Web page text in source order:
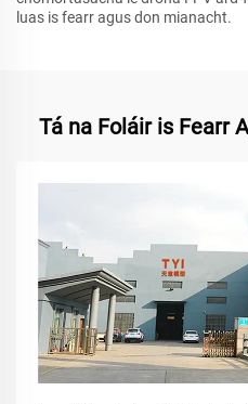
luas is fearr agus don mianacht.
Tá na Foláir is Fearr